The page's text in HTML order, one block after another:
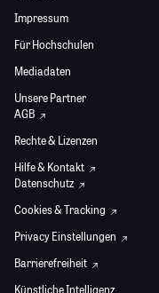
Impressum
Für Hochschulen
Mediadaten
Unsere Partner
AGB
Rechte & Lizenzen
Hilfe & Kontakt
Datenschutz
Cookies & Tracking
Privacy Einstellungen
Barrierefreiheit
Künstliche Intelligenz